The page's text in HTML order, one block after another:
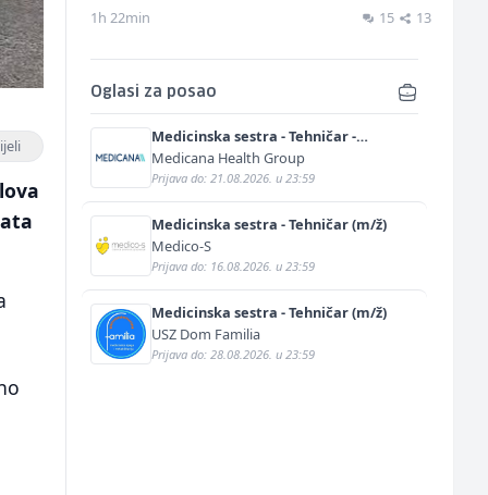
1h 22min 15 13
Oglasi za posao
Medicinska sestra - Tehničar -
Anestetičar (m/ž)
Medicana Health Group
Prijava do: 21.08.2026. u 23:59
Medicinska sestra - Tehničar (m/ž)
Medico-S
Prijava do: 16.08.2026. u 23:59
Medicinska sestra - Tehničar (m/ž)
USZ Dom Familia
Prijava do: 28.08.2026. u 23:59